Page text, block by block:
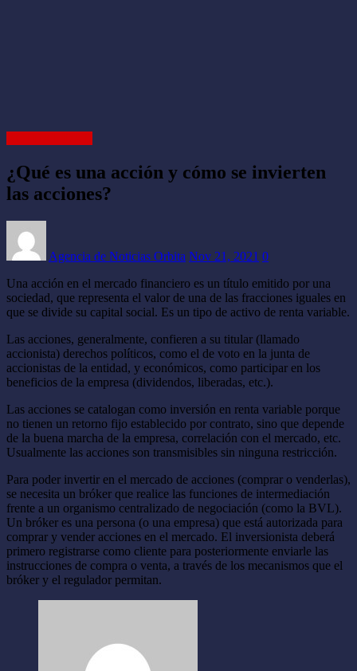
¿Qué es una acción y cómo se invierten
las acciones?
Agencia de Noticias Orbita Nov 21, 2021 0
Una acción en el mercado financiero es un título emitido por una
sociedad, que representa el valor de una de las fracciones iguales en
que se divide su capital social. Es un tipo de activo de renta variable.
Las acciones, generalmente, confieren a su titular (llamado
accionista) derechos políticos, como el de voto en la junta de
accionistas de la entidad, y económicos, como participar en los
beneficios de la empresa (dividendos, liberadas, etc.).
Las acciones se catalogan como inversión en renta variable porque
no tienen un retorno fijo establecido por contrato, sino que depende
de la buena marcha de la empresa, correlación con el mercado, etc.
Usualmente las acciones son transmisibles sin ninguna restricción.
Para poder invertir en el mercado de acciones (comprar o venderlas),
se necesita un bróker que realice las funciones de intermediación
frente a un organismo centralizado de negociación (como la BVL).
Un bróker es una persona (o una empresa) que está autorizada para
comprar y vender acciones en el mercado. El inversionista deberá
primero registrarse como cliente para posteriormente enviarle las
instrucciones de compra o venta, a través de los mecanismos que el
bróker y el regulador permitan.